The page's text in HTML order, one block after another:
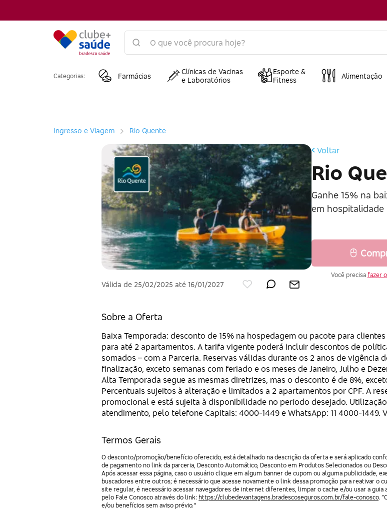
Categorias: Farmácias
Clínicas de Vacinas
e Laboratórios
Esporte &
Fitness
Alimentação
Ingresso e Viagem Rio Quente
Válida de 25/02/2025 até 16/01/2027
Voltar
Rio
Ganhe 15% na
em hospitalidade
Você precisa fazer
Sobre a Oferta
Baixa Temporada: desconto de 15% na hospedagem ou pacote para
para até 2 apartamentos. A tarifa vigente poderá incluir descontos de
somados – com a Parceria. Reservas válidas durante os 2 anos de vigência
finalização, exceto semanas com feriado e os meses de Janeiro, Julho e
Alta Temporada segue as mesmas diretrizes, mas o desconto é de 8%,
Percentuais sujeitos à alteração e limitados a 2 apartamentos por CPF. A
promocional e está sujeita à disponibilidade no período desejado.
atendimento, pelo telefone Capitais: 4000-1449 e WhatsApp: 11 4000-1449.
Termos Gerais
O desconto/promoção/benefício oferecido, está detalhado na descrição da oferta e será aplicado
de pagamento no link da parceria, Desconto Automático, Desconto em Produtos Selecionados ou
Após acessar essa página, caso o usuário clique em algum banner de cupom ou alguma publicidade,
buscadores entre outros; é necessário que acesse novamente o link dessa promoção para reativar o
site regular, é necessário acessar navegadores de internet diferentes, limpar o cache e/ou usar a
pelo Fale Conosco através do link: https://clubedevantagens.bradescoseguros.com.br/fale-conosco.
e/ou benefícios sem aviso prévio."